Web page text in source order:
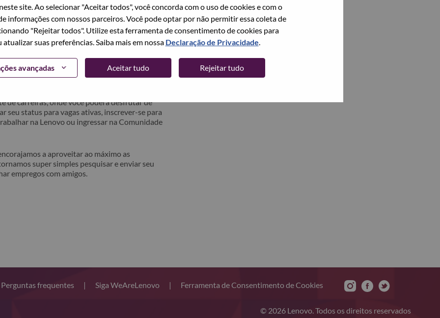
site. Ao selecionar "Aceitar todos", você concorda com o uso de cookies e com o
informações com nossos parceiros. Você pode optar por não permitir essa coleta de
"Rejeitar todos". Utilize esta ferramenta de consentimento de cookies para
atualizar suas preferências. Saiba mais em nossa Declaração de Privacidade.
avançadas Aceitar tudo Rejeitar tudo
no momento, temos seu e-mail salvo em nosso
redefinir e fazer login.
e/ou registrar-se como um novo usuário,
hrsupport@lenovo.com
com os detalhes do seu
de login do candidato" no assunto do e-
contato com você para obter suporte após a
de carreiras, onde você poderá desfrutar de
seu status para vagas ativas, inscrever-se para
na Lenovo ou ingressar na Comunidade
a aproveitar ao máximo as
super simples pesquisar e enviar seu
empregos com amigos.
Perguntas frequentes | Siga WeAreLenovo | Ferramenta de Consentimento de Cookies
© 2026 Lenovo. Todos os direitos reservados